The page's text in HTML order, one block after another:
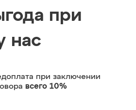
при
нас
при заключении
всего 10%